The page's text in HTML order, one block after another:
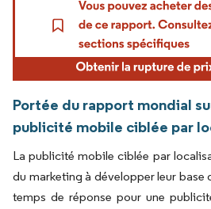
Portée du rapport mondial
publicité mobile ciblée par
La publicité mobile ciblée par
du marketing à développer leur base
temps de réponse pour une